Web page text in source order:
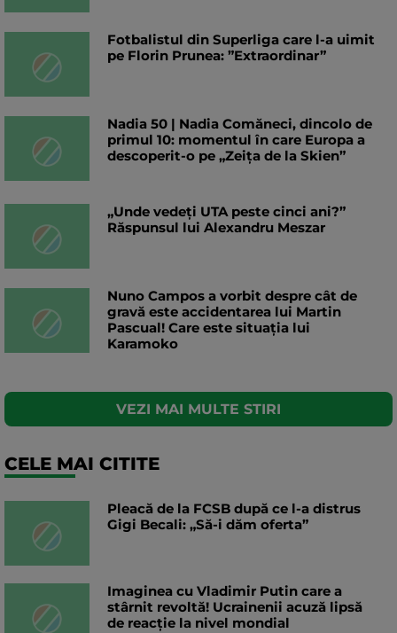
Fotbalistul din Superliga care l-a uimit
pe Florin Prunea: ”Extraordinar”
Nadia 50 | Nadia Comăneci, dincolo de
primul 10: momentul în care Europa a
descoperit-o pe „Zeița de la Skien”
„Unde vedeți UTA peste cinci ani?”
Răspunsul lui Alexandru Meszar
Nuno Campos a vorbit despre cât de
gravă este accidentarea lui Martin
Pascual! Care este situația lui
Karamoko
VEZI MAI MULTE STIRI
CELE MAI CITITE
Pleacă de la FCSB după ce l-a distrus
Gigi Becali: „Să-i dăm oferta”
Imaginea cu Vladimir Putin care a
stârnit revoltă! Ucrainenii acuză lipsă
de reacție la nivel mondial